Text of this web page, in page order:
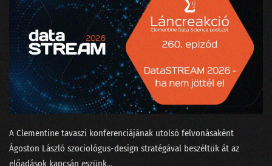
162 - Megtalálta-e Gyula az adatbázisok lelkét?
161 - Google, OpenAI vagy a matektanár Taylor Swift
160 - Vesszünk össze a ChatGPT-n!
158 - Bál volt az Operában, BASIC-ben
157 - Robotkapitányok a rumoshordón ülve
A Clementine tavaszi konferenciájának utolsó felvonásaként
⁠Ágoston László⁠ szociológus-design stratégával beszéltük át az
előadások kapcsán eszünk...